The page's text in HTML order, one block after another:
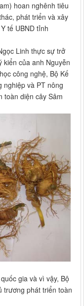
hoan nghênh tiêu
phát triển và xây
tế UBND tỉnh
Linh thực sự trở
kiển của anh Nguyễn
công nghệ, Bộ Kế
nghiệp và PT nông
toàn diện cây Sâm
gia và vì vậy, Bộ
trương phát triển toàn